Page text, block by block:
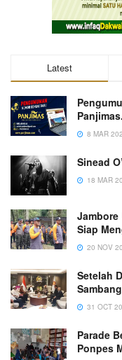
Latest
8 MAR
Sinead
18 MAR
Jambore
Siap
20 NOV
Setelah
31 OCT
Parade
Ponpes